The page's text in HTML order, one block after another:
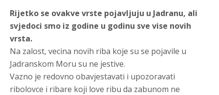
Rijetko se ovakve vrste pojavljuju u Jadranu, ali
svjedoci smo iz godine u godinu sve vise novih
vrsta.
Na zalost, vecina novih riba koje su se pojavile u
Jadranskom Moru su ne jestive.
Vazno je redovno obavjestavati i upozoravati
ribolovce i ribare koji love ribu da zabunom ne